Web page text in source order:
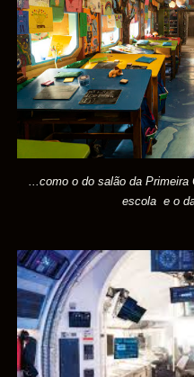
...como o do salão da
escola e o